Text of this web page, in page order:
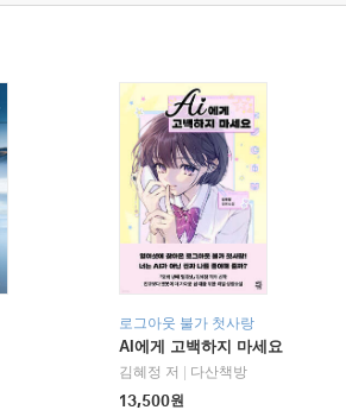
로그아웃 불가 첫사랑
AI에게 고백하지 마세요
김혜정 저
다산책방
13,500원